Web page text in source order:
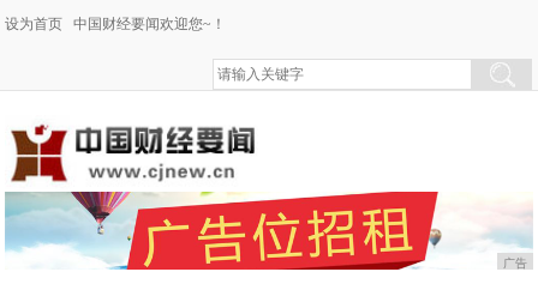
设为首页 中国财经要闻欢迎您~！
广告